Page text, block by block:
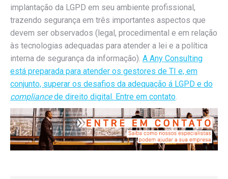
implantação da LGPD em seu ambiente profissional,
trazendo segurança em três importantes aspectos que
devem ser observados (legal, procedimental e em relação
às tecnologias adequadas para atender a lei e a política
interna de segurança da informação). A Any Consulting
está preparada para atender os gestores de TI e, em
conjunto, superar os desafios da adequação á LGPD e do
compliancede direito digital. Entre em contato.